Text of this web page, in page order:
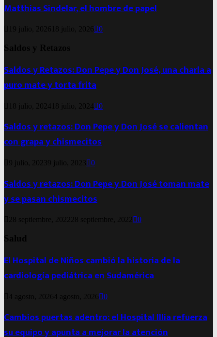
Matthias Sindelar, el hombre de papel
19 julio, 2026 18 julio, 2026 0
Saldos y Retazos
Saldos y Retazos: Don Pepe y Don José, una charla a
puro mate y torta frita
18 julio, 2024 18 julio, 2024 0
Saldos y retazos: Don Pepe y Don José se calientan
con grapa y chismecitos
9 julio, 20239 julio, 2023 0
Saldos y retazos: Don Pepe y Don José toman mate
y se pasan chismecitos
28 septiembre, 202228 septiembre, 2022 0
Salud
El Hospital de Niños cambió la historia de la
cardiología pediátrica en Sudamérica
4 agosto, 20264 agosto, 2026 0
Cambios puertas adentro: el Hospital Illia refuerza
su equipo y apunta a mejorar la atención